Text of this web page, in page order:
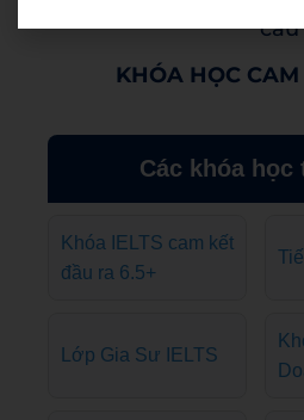
cầu
KHÓA HỌC
Các khóa học
Khóa IELTS cam kết
đầu ra 6.5+
Lớp Gia Sư IELTS